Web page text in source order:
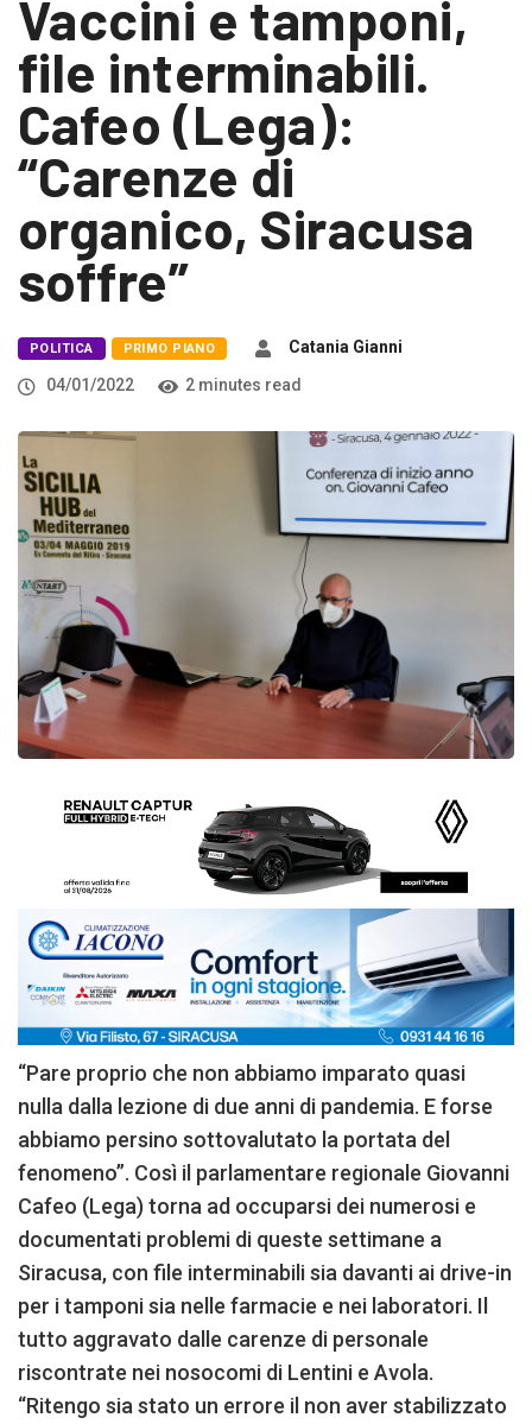
Vaccini e tamponi,
file interminabili.
Cafeo (Lega):
“Carenze di
organico, Siracusa
soffre”
POLITICA PRIMO PIANO
Catania Gianni
04/01/2022
2 minutes read
“Pare proprio che non abbiamo imparato quasi
nulla dalla lezione di due anni di pandemia. E forse
abbiamo persino sottovalutato la portata del
fenomeno”. Così il parlamentare regionale Giovanni
Cafeo (Lega) torna ad occuparsi dei numerosi e
documentati problemi di queste settimane a
Siracusa, con file interminabili sia davanti ai drive-in
per i tamponi sia nelle farmacie e nei laboratori. Il
tutto aggravato dalle carenze di personale
riscontrate nei nosocomi di Lentini e Avola.
“Ritengo sia stato un errore il non aver stabilizzato